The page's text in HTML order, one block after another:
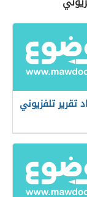
تقرير تلفزيوني